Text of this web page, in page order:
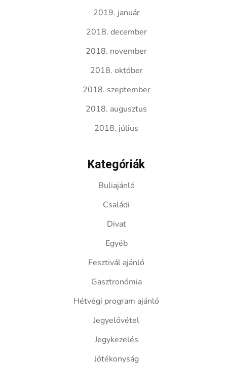
2019. január
2018. december
2018. november
2018. október
2018. szeptember
2018. augusztus
2018. július
Kategóriák
Buliajánló
Családi
Divat
Egyéb
Fesztivál ajánló
Gasztronómia
Hétvégi program ajánló
Jegyelővétel
Jegykezelés
Jótékonyság